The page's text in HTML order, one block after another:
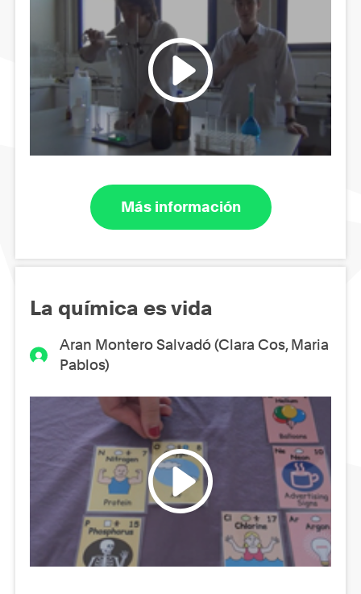
Más información
La química es vida
Aran Montero Salvadó (Clara Cos, Maria
Pablos)